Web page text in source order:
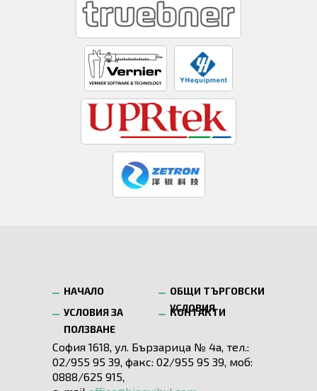
НАЧАЛО
ОБЩИ ТЪРГОВСКИ
УСЛОВИЯ
УСЛОВИЯ ЗА
ПОЛЗВАНЕ
КОНТАКТИ
София 1618, ул. Бързарица № 4а, тел.:
02/955 95 39, факс: 02/955 95 39, моб:
0888/625 915,